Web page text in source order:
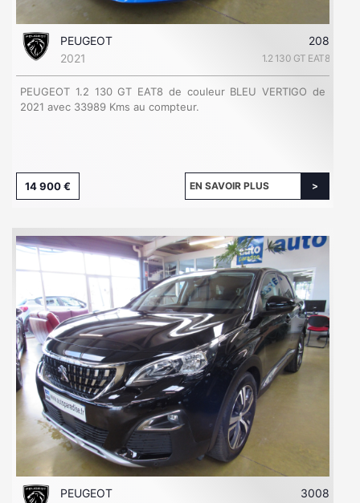
PEUGEOT
208
2021
1.2 130 GT EAT8
PEUGEOT 1.2 130 GT EAT8 de couleur BLEU VERTIGO de
2021 avec 33989 Kms au compteur.
14 900 € EN SAVOIR PLUS
PEUGEOT
3008